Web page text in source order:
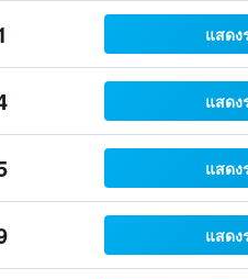
แสดง
แสดง
แสดง
แสดง